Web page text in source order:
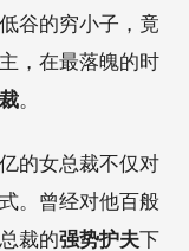
谷的穷小子，竟
，在最落魄的时
。
的女总裁不仅对
。曾经对他百般
裁的强势护夫下